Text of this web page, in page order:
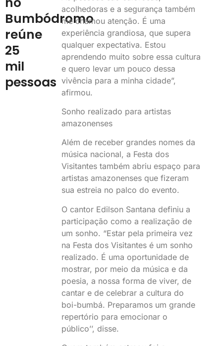
Bumbódromo
reúne
25
mil
pessoas
acolhedoras e a segurança também
me chamou atenção. É uma
experiência grandiosa, que supera
qualquer expectativa. Estou
aprendendo muito sobre essa cultura
e quero levar um pouco dessa
vivência para a minha cidade”,
afirmou.
Sonho realizado para artistas
amazonenses
Além de receber grandes nomes da
música nacional, a Festa dos
Visitantes também abriu espaço para
artistas amazonenses que fizeram
sua estreia no palco do evento.
O cantor Edilson Santana definiu a
participação como a realização de
um sonho. “Estar pela primeira vez
na Festa dos Visitantes é um sonho
realizado. É uma oportunidade de
mostrar, por meio da música e da
poesia, a nossa forma de viver, de
cantar e de celebrar a cultura do
boi-bumbá. Preparamos um grande
repertório para emocionar o
público’’, disse.